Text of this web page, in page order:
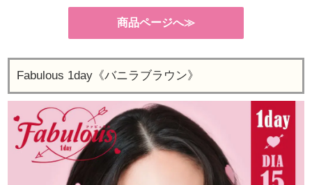
商品ページへ≫
Fabulous 1day《バニラブラウン》